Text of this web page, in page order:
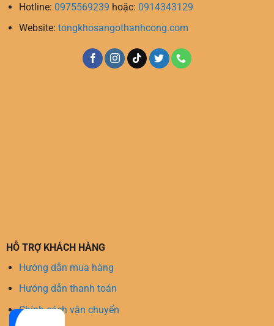
Hotline: 0975569239 hoặc: 0914343129
Website: tongkhosangothanhcong.com
HỖ TRỢ KHÁCH HÀNG
Hướng dẫn mua hàng
Hướng dẫn thanh toán
Chính sách vận chuyển